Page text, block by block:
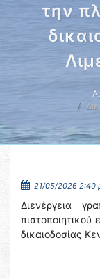
την
21/05/2026 2:40
Διενέργεια
δικαιοδοσίας